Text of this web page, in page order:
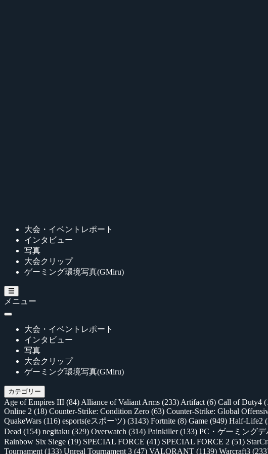
大会・イベントレポート
インタビュー
写真
大会クリップ
ゲーミング環境写真(GMiru)
メニュー
大会・イベントレポート
インタビュー
写真
大会クリップ
ゲーミング環境写真(GMiru)
カテゴリー
Age of Empires III (84) Alliance of Valiant Arms (233) Artifact (6) Call of Duty4
Online 2 (18) Counter-Strike: Condition Zero (63) Counter-Strike: Global
QuakeWars (116) esports(eスポーツ) (3143) Fortnite (8) Game (949) Half-Life2
Dead (154) negitaku (329) Overwatch (314) Painkiller(133) PC・ゲーミングデ
Rainbow Six Siege (19) SPECIAL FORCE (41) SPECIAL FORCE 2 (51)
Tournament (133) Unreal Tournament 3 (47) VALORANT (1139) Warcraft3